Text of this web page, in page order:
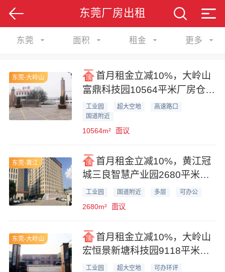
东莞厂房出租
东莞 面积 租金 更多
东莞-大岭山
首月租金立减10%，大岭山
富鼎科技园10564平米厂房仓库
业主直租
工业园 超大空地
高速路口
国道附近
10564m² 面议
东莞-黄江
首月租金立减10%，黄江冠
城三良智慧产业园2680平米工
业厂房业主直租
工业园 国道附近 多层 可办公
2680m² 面议
东莞-大岭山
首月租金立减10%，大岭山
宏恒景新塘科技园9118平米一
楼便宜厂房业主直租
工业园 超大空地
可办环评